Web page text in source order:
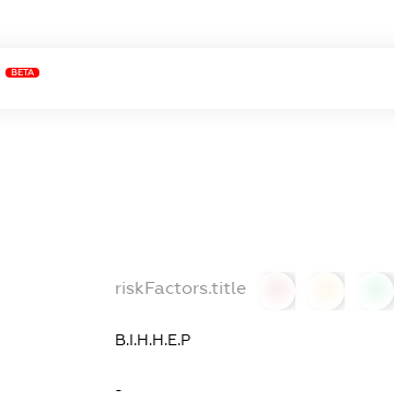
BETA
riskFactors.title
В.І.Н.Н.Е.Р
-